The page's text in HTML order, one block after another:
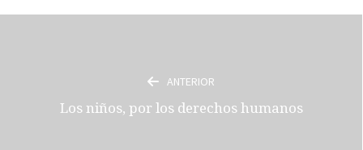
ANTERIOR
Los niños, por los derechos humanos